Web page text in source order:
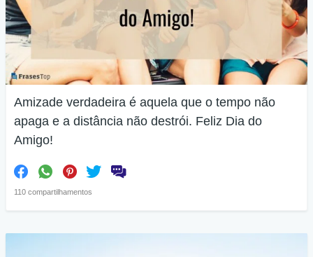
Amizade verdadeira é aquela que o tempo não
apaga e a distância não destrói. Feliz Dia do
Amigo!
110 compartilhamentos